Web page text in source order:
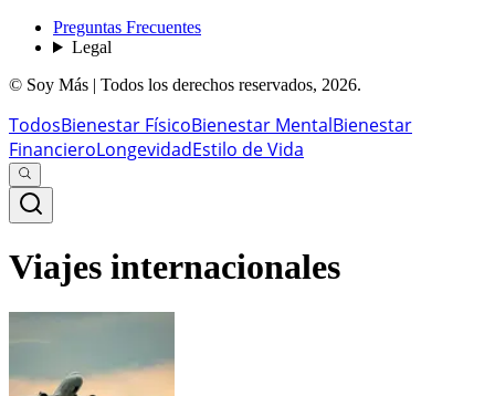
Preguntas Frecuentes
Legal
© Soy Más | Todos los derechos reservados, 2026.
TodosBienestar FísicoBienestar MentalBienestar
FinancieroLongevidadEstilo de Vida
Viajes internacionales